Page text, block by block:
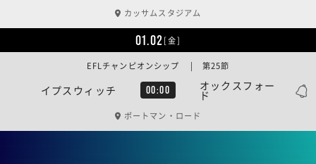
カッサムスタジアム
01.02[金]
イプスウィッチ 00:00 オックスフォー
ド
EFLチャンピオンシップ | 第25節
ポートマン・ロード